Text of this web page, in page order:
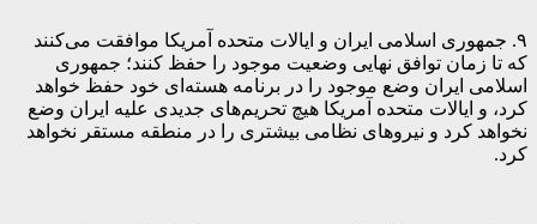
۹. جمهوری اسلامی ایران و ایالات متحده آمریکا موافقت می‌کنند
که تا زمان توافق نهایی وضعیت موجود را حفظ کنند؛ جمهوری
اسلامی ایران وضع موجود را در برنامه هسته‌ای خود حفظ خواهد
کرد، و ایالات متحده آمریکا هیچ تحریم‌های جدیدی علیه ایران وضع
نخواهد کرد و نیروهای نظامی بیشتری را در منطقه مستقر نخواهد
کرد.